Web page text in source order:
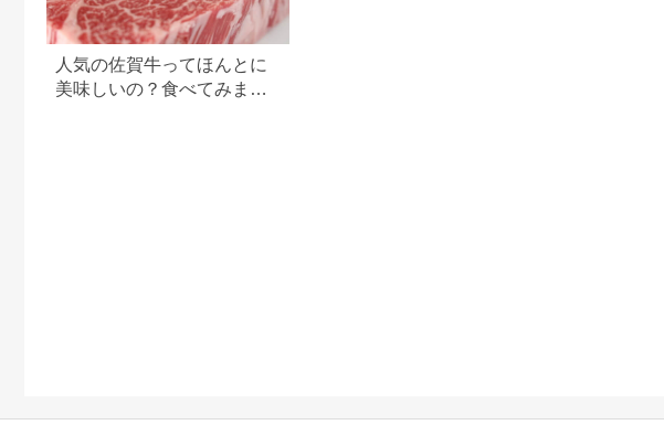
人気の佐賀牛ってほんとに
美味しいの？食べてみまし